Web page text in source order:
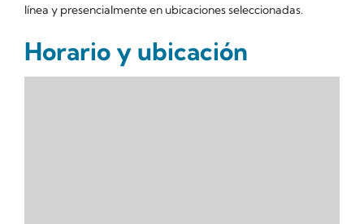
línea y presencialmente en ubicaciones seleccionadas.
Horario y ubicación